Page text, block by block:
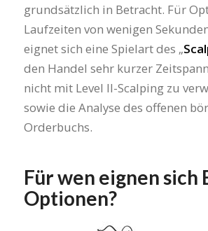
grundsätzlich in Betracht. Für
Laufzeiten von wenigen
eignet sich eine Spielart des „
den Handel sehr kurzer
nicht mit Level II-Scalping zu
sowie die Analyse des offenen
Orderbuchs.
Für wen eignen sich
Optionen?